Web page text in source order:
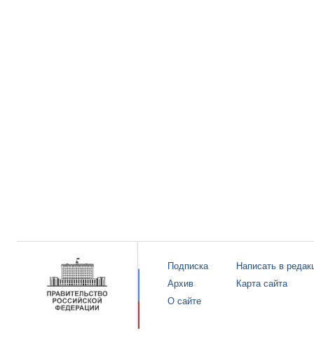
Подписка
Архив
О сайте
Написать в
Карта сайта